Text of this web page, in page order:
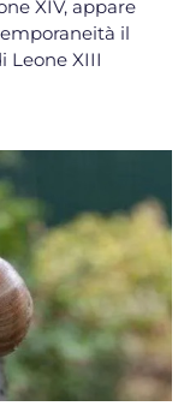
XIV, appare
il
Leone XIII